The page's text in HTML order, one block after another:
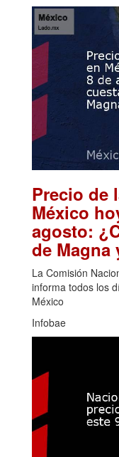
Precio de
México
agosto:
de Magna
La Comisión
informa todos los
México
Infobae